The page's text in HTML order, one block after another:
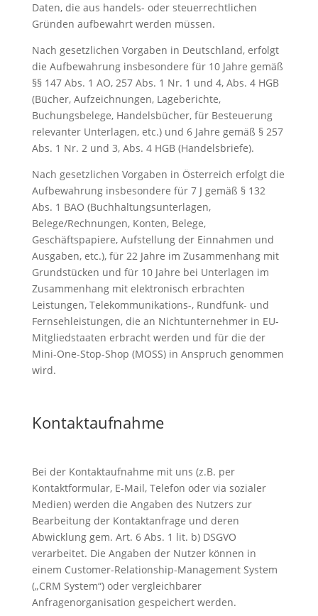
Daten, die aus handels- oder steuerrechtlichen
Gründen aufbewahrt werden müssen.
Nach gesetzlichen Vorgaben in Deutschland, erfolgt
die Aufbewahrung insbesondere für 10 Jahre gemäß
§§ 147 Abs. 1 AO, 257 Abs. 1 Nr. 1 und 4, Abs. 4 HGB
(Bücher, Aufzeichnungen, Lageberichte,
Buchungsbelege, Handelsbücher, für Besteuerung
relevanter Unterlagen, etc.) und 6 Jahre gemäß § 257
Abs. 1 Nr. 2 und 3, Abs. 4 HGB (Handelsbriefe).
Nach gesetzlichen Vorgaben in Österreich erfolgt die
Aufbewahrung insbesondere für 7 J gemäß § 132
Abs. 1 BAO (Buchhaltungsunterlagen,
Belege/Rechnungen, Konten, Belege,
Geschäftspapiere, Aufstellung der Einnahmen und
Ausgaben, etc.), für 22 Jahre im Zusammenhang mit
Grundstücken und für 10 Jahre bei Unterlagen im
Zusammenhang mit elektronisch erbrachten
Leistungen, Telekommunikations-, Rundfunk- und
Fernsehleistungen, die an Nichtunternehmer in EU-
Mitgliedstaaten erbracht werden und für die der
Mini-One-Stop-Shop (MOSS) in Anspruch genommen
wird.
Kontaktaufnahme
Bei der Kontaktaufnahme mit uns (z.B. per
Kontaktformular, E-Mail, Telefon oder via sozialer
Medien) werden die Angaben des Nutzers zur
Bearbeitung der Kontaktanfrage und deren
Abwicklung gem. Art. 6 Abs. 1 lit. b) DSGVO
verarbeitet. Die Angaben der Nutzer können in
einem Customer-Relationship-Management System
(„CRM System“) oder vergleichbarer
Anfragenorganisation gespeichert werden.